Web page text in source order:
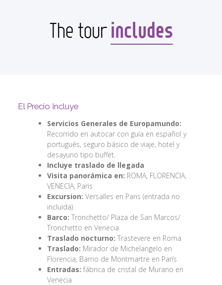
The tourincludes
El Precio Incluye
Servicios Generales de Europamundo:
Recorrido en autocar con guía en español y
portugués, seguro básico de viaje, hotel y
desayuno tipo buffet.
Incluye traslado de llegada
Visita panorámica en: ROMA, FLORENCIA,
VENECIA, Paris
Excursion: Versalles en Paris (entrada no
incluida)
Barco: Tronchetto/ Plaza de San Marcos/
Tronchetto en Venecia
Traslado nocturno: Trastevere en Roma
Traslado: Mirador de Michelangelo en
Florencia, Barrio de Montmartre en París
Entradas: fábrica de cristal de Murano en
Venecia